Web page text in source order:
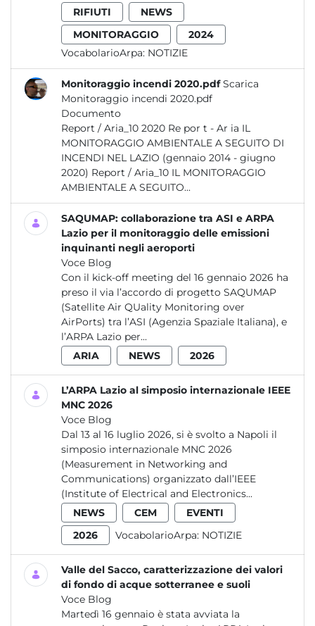
RIFIUTI
NEWS
MONITORAGGIO
2024
VocabolarioArpa: NOTIZIE
Monitoraggio incendi 2020.pdf Scarica
Monitoraggio incendi 2020.pdf
Documento
Report / Aria_10 2020 Re por t - Ar ia IL
MONITORAGGIO AMBIENTALE A SEGUITO DI
INCENDI NEL LAZIO (gennaio 2014 - giugno
2020) Report / Aria_10 IL MONITORAGGIO
AMBIENTALE A SEGUITO...
SAQUMAP: collaborazione tra ASI e ARPA
Lazio per il monitoraggio delle emissioni
inquinanti negli aeroporti
Voce Blog
Con il kick-off meeting del 16 gennaio 2026 ha
preso il via l’accordo di progetto SAQUMAP
(Satellite Air QUality Monitoring over
AirPorts) tra l’ASI (Agenzia Spaziale Italiana), e
l’ARPA Lazio per...
ARIA
NEWS 2026
L’ARPA Lazio al simposio internazionale IEEE
MNC 2026
Voce Blog
Dal 13 al 16 luglio 2026, si è svolto a Napoli il
simposio internazionale MNC 2026
(Measurement in Networking and
Communications) organizzato dall’IEEE
(Institute of Electrical and Electronics...
NEWS
CEM
EVENTI
2026
VocabolarioArpa: NOTIZIE
Valle del Sacco, caratterizzazione dei valori
di fondo di acque sotterranee e suoli
Voce Blog
Martedì 16 gennaio è stata avviata la